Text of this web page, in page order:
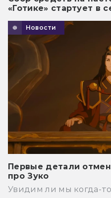
«Готике» стартует в
Новости
Первые детали
про Зуко
Увидим ли мы когда-то